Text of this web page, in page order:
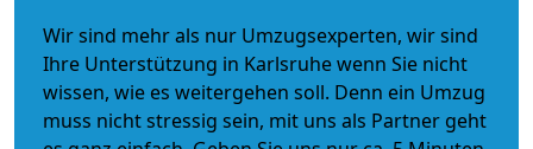
Wir sind mehr als nur Umzugsexperten, wir sind
Ihre Unterstützung in Karlsruhe wenn Sie nicht
wissen, wie es weitergehen soll. Denn ein Umzug
muss nicht stressig sein, mit uns als Partner geht